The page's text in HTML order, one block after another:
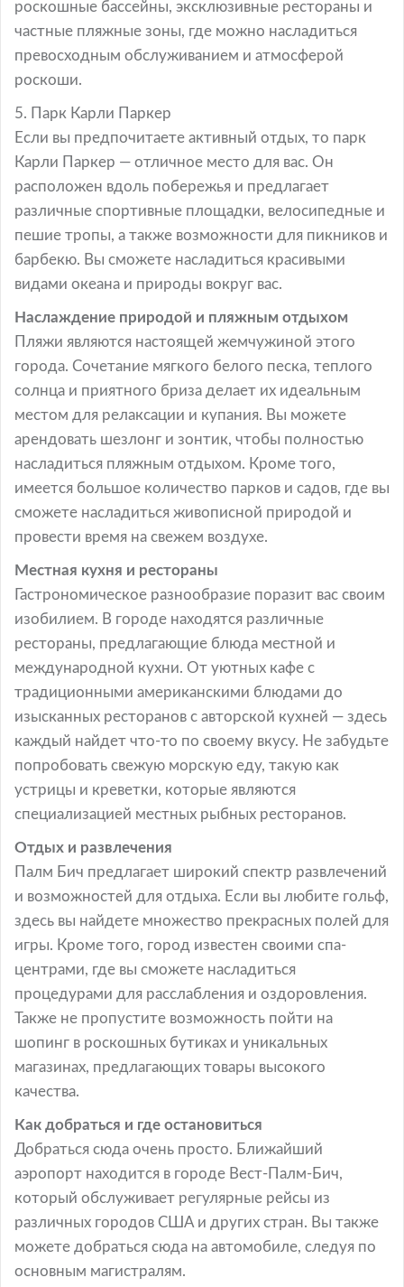
роскошные бассейны, эксклюзивные рестораны и
частные пляжные зоны, где можно насладиться
превосходным обслуживанием и атмосферой
роскоши.
5. Парк Карли Паркер
Если вы предпочитаете активный отдых, то парк
Карли Паркер — отличное место для вас. Он
расположен вдоль побережья и предлагает
различные спортивные площадки, велосипедные и
пешие тропы, а также возможности для пикников и
барбекю. Вы сможете насладиться красивыми
видами океана и природы вокруг вас.
Наслаждение природой и пляжным отдыхом
Пляжи являются настоящей жемчужиной этого
города. Сочетание мягкого белого песка, теплого
солнца и приятного бриза делает их идеальным
местом для релаксации и купания. Вы можете
арендовать шезлонг и зонтик, чтобы полностью
насладиться пляжным отдыхом. Кроме того,
имеется большое количество парков и садов, где вы
сможете насладиться живописной природой и
провести время на свежем воздухе.
Местная кухня и рестораны
Гастрономическое разнообразие поразит вас своим
изобилием. В городе находятся различные
рестораны, предлагающие блюда местной и
международной кухни. От уютных кафе с
традиционными американскими блюдами до
изысканных ресторанов с авторской кухней — здесь
каждый найдет что-то по своему вкусу. Не забудьте
попробовать свежую морскую еду, такую как
устрицы и креветки, которые являются
специализацией местных рыбных ресторанов.
Отдых и развлечения
Палм Бич предлагает широкий спектр развлечений
и возможностей для отдыха. Если вы любите гольф,
здесь вы найдете множество прекрасных полей для
игры. Кроме того, город известен своими спа-
центрами, где вы сможете насладиться
процедурами для расслабления и оздоровления.
Также не пропустите возможность пойти на
шопинг в роскошных бутиках и уникальных
магазинах, предлагающих товары высокого
качества.
Как добраться и где остановиться
Добраться сюда очень просто. Ближайший
аэропорт находится в городе Вест-Палм-Бич,
который обслуживает регулярные рейсы из
различных городов США и других стран. Вы также
можете добраться сюда на автомобиле, следуя по
основным магистралям.